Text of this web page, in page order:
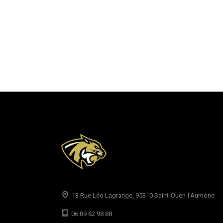
13 Rue Léo Lagrange, 95310 Saint-Ouen-l'Aumône
06 89 62 98 88